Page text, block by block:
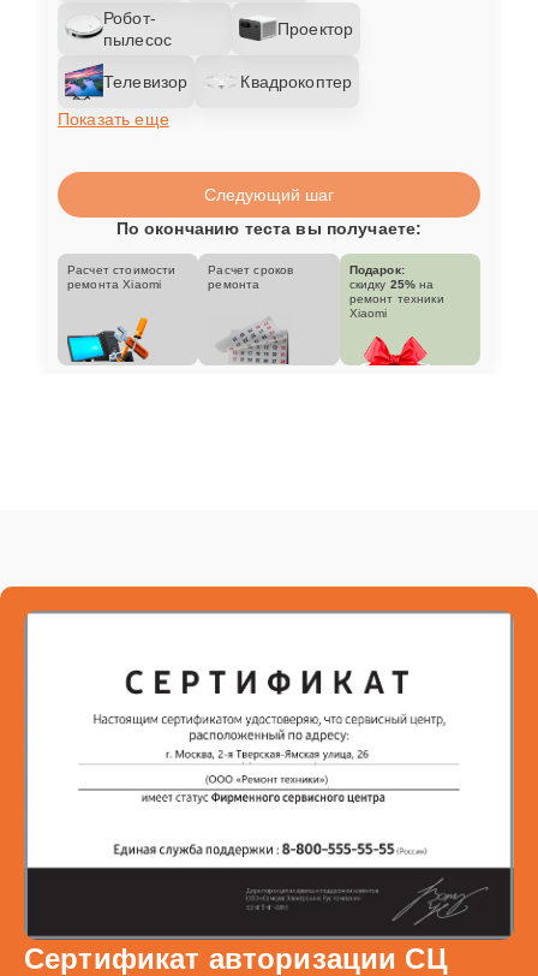
Робот-
пылесос
Проектор
Телевизор
Квадрокоптер
Показать еще
Следующий шаг
По окончанию теста вы получаете:
Расчет стоимости
ремонта Xiaomi
Расчет сроков
ремонта
Подарок:
скидку 25% на
ремонт техники
Xiaomi
Сертификат авторизации СЦ